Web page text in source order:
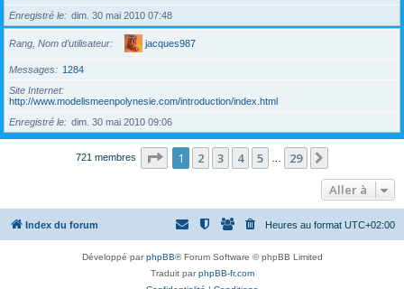
Enregistré le
dim. 30 mai 2010 07:48
Rang, Nom d’utilisateur jacques987
Messages
1284
Site Internet
http://www.modelismeenpolynesie.com/introduction/index.html
Enregistré le
dim. 30 mai 2010 09:06
721 membres Page 1sur
1 2 3 4 5 29
Aller à
Index du forum Heures au format UTC+02:00
Développé parphpBB® Forum Software © phpBB Limited
Traduit parphpBB-fr.com